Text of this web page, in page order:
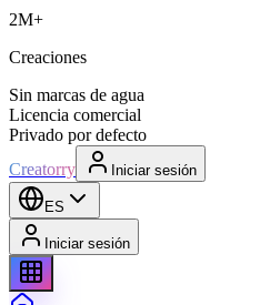
2M+
Creaciones
Sin marcas de agua
Licencia comercial
Privado por defecto
Creatorry
Iniciar sesión
ES
Iniciar sesión